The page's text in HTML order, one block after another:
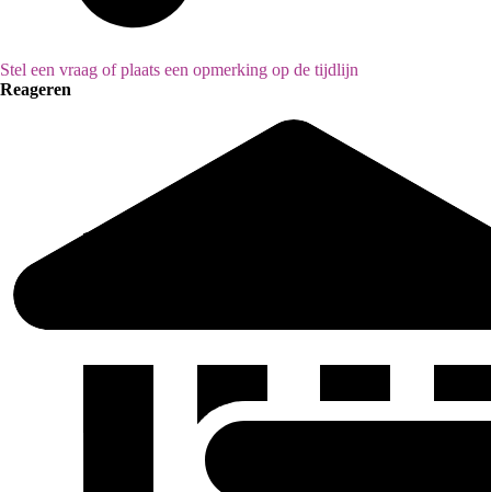
Stel een vraag of plaats een opmerking op de tijdlijn
Reageren